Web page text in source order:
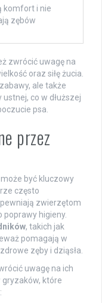
komfort i nie
zębów
zwrócić uwagę na
oraz siłę żucia.
ale także
co w dłuższej
psa.
przez
być kluczowy
często
zwierzętom
poprawy higieny.
, takich jak
pomagają w
zęby i dziąsła.
uwagę na ich
gryzaków, które